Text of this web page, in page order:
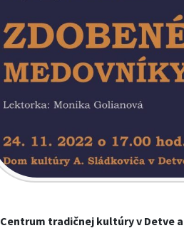
Centrum tradičnej kultúry v Detve